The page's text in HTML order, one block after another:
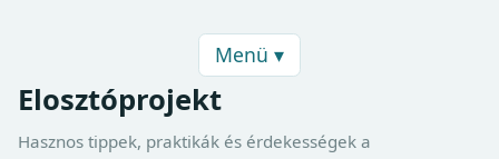
Menü ▾
Elosztóprojekt
Hasznos tippek, praktikák és érdekességek a